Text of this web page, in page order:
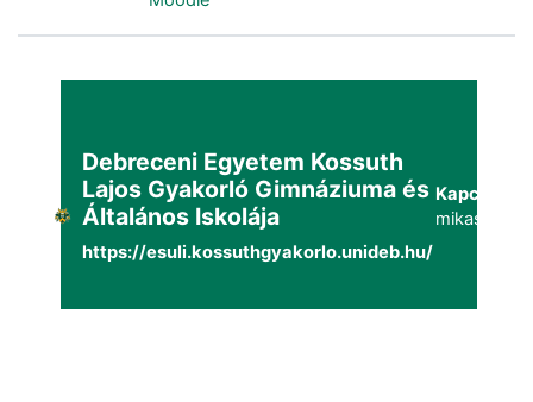
Debreceni Egyetem Kossuth
Lajos Gyakorló Gimnáziuma és
Általános Iskolája
https://esuli.kossuthgyakorlo.unideb.hu/
Kapcsolat: